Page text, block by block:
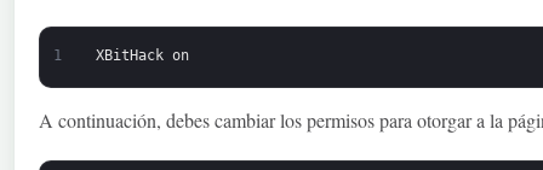
1 XBitHack on
A continuación, debes cambiar los permisos para otorgar a la